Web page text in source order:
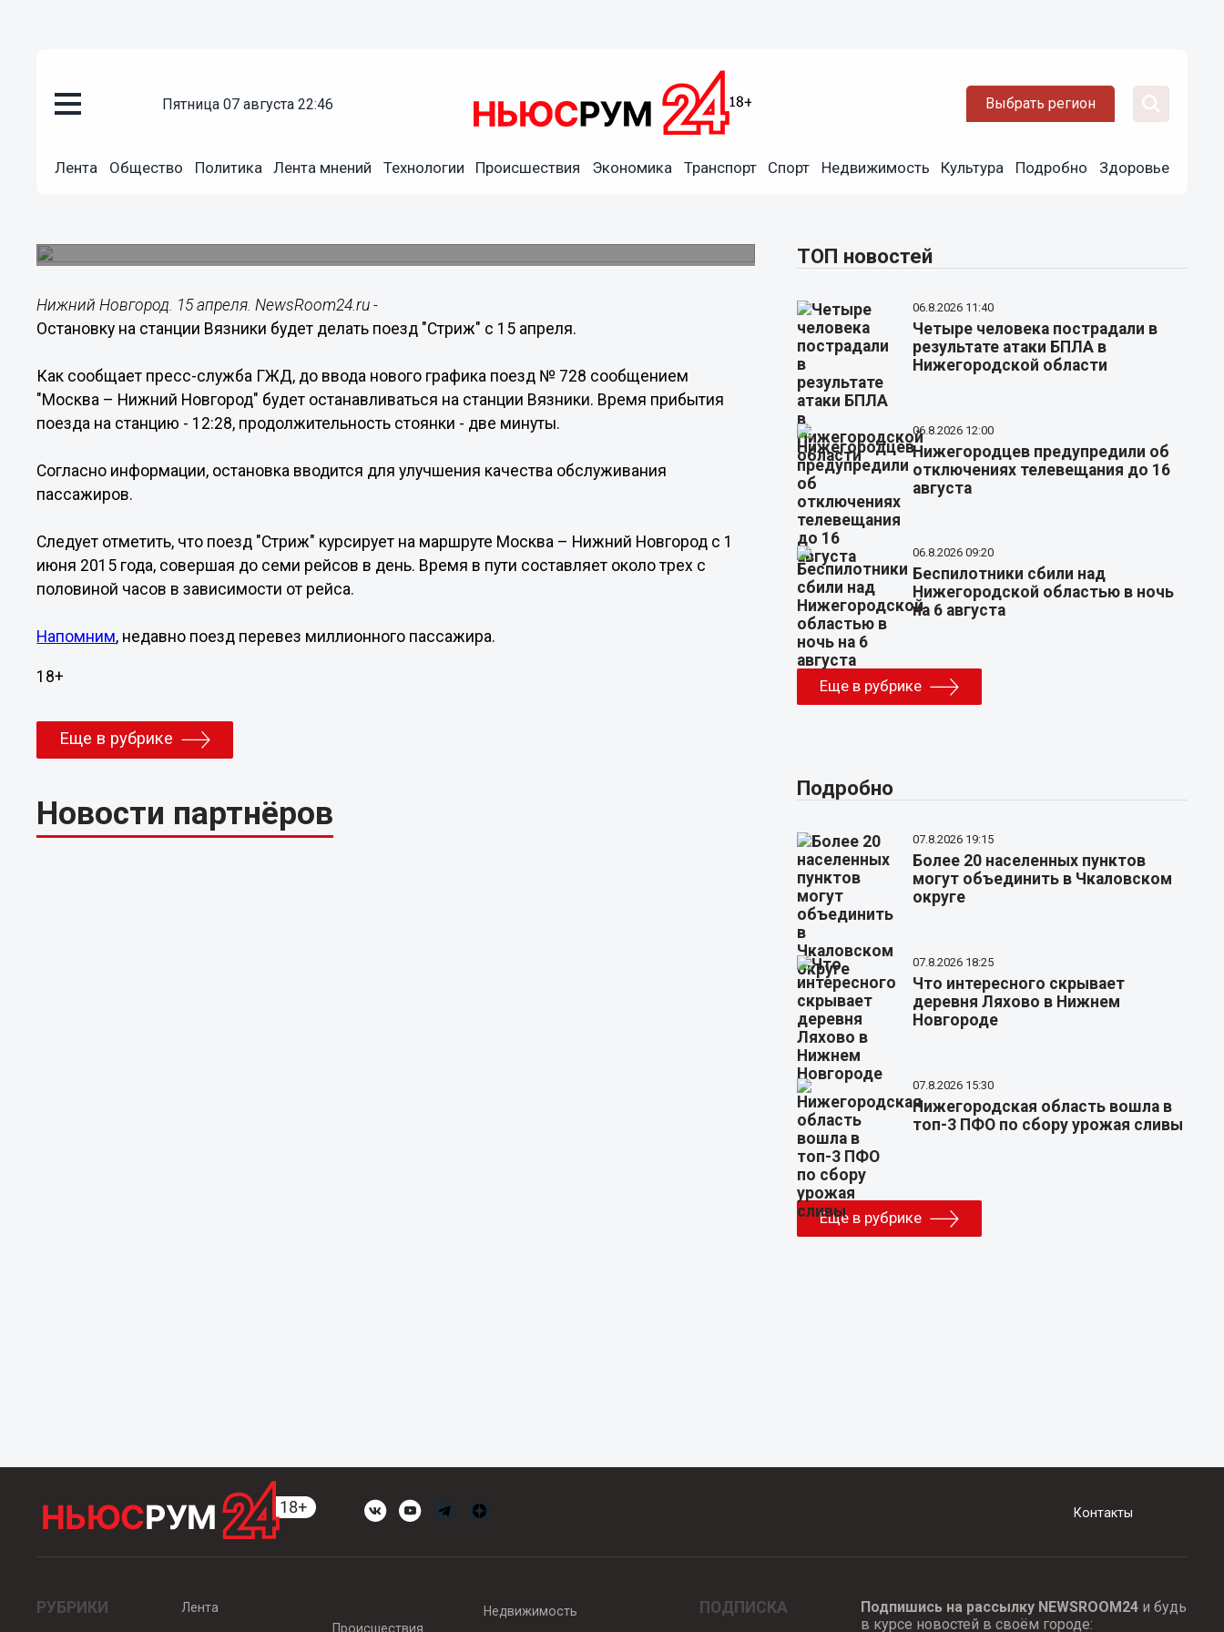
пятница 07 августа 22:46 Выбрать регион
Лента Общество Политика Лента мнений Технологии Происшествия Экономика Транспорт Спорт Недвижимость Культура Подробно Здоровье
Остановку на станции Вязники будет делать поезд "Стриж"
Нижний Новгород. 15 апреля. NewsRoom24.ru -
Остановку на станции Вязники будет делать поезд "Стриж" с 15 апреля.
Как сообщает пресс-служба ГЖД, до ввода нового графика поезд № 728 сообщением
"Москва – Нижний Новгород" будет останавливаться на станции Вязники. Время прибытия
поезда на станцию - 12:28, продолжительность стоянки - две минуты.
Согласно информации, остановка вводится для улучшения качества обслуживания
пассажиров.
Следует отметить, что поезд "Стриж" курсирует на маршруте Москва – Нижний Новгород с 1
июня 2015 года, совершая до семи рейсов в день. Время в пути составляет около трех с
половиной часов в зависимости от рейса.
Напомним, недавно поезд перевез миллионного пассажира.
18+
Еще в рубрике
Новости партнёров
ТОП новостей
06.8.2026 11:40
Четыре человека пострадали в
результате атаки БПЛА в
Нижегородской области
06.8.2026 12:00
Нижегородцев предупредили об
отключениях телевещания до 16
августа
06.8.2026 09:20
Беспилотники сбили над
Нижегородской областью в ночь
на 6 августа
Еще в рубрике
Подробно
07.8.2026 19:15
Более 20 населенных пунктов
могут объединить в Чкаловском
округе
07.8.2026 18:25
Что интересного скрывает
деревня Ляхово в Нижнем
Новгороде
07.8.2026 15:30
Нижегородская область вошла в
топ-3 ПФО по сбору урожая сливы
Еще в рубрике
Контакты
РУБРИКИ
Лента
Происшествия
Недвижимость ПОДПИСКА Подпишись на рассылку NEWSROOM24и будь
в курсе новостей в своём городе: